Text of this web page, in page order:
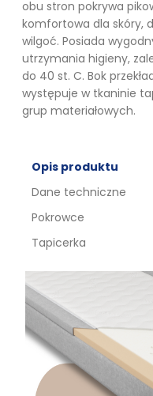
obu stron pokrywa
komfortowa dla skóry,
wilgoć. Posiada
utrzymania higieny,
do 40 st. C. Bok
występuje w tkaninie
grup materiałowych.
Opis produktu
Dane techniczne
Pokrowce
Tapicerka